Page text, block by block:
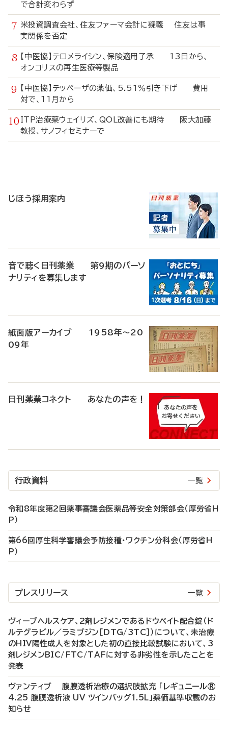
で合計変わらず
米投資調査会社、住友ファーマ会計に疑義 住友は事
実関係を否定
【中医協】テロメライシン、保険適用了承 13日から、
オンコリスの再生医療等製品
【中医協】テッペーザの薬価、5.51％引き下げ 費用
対で、11月から
ITP治療薬ウェイリズ、QOL改善にも期待 阪大加藤
教授、サノフィセミナーで
じほう採用案内
音で聴く日刊薬業 第9期のパーソ
ナリティを募集します
紙面版アーカイブ 1958年～20
09年
日刊薬業コネクト あなたの声を！
行政資料 一覧
令和8年度第2回薬事審議会医薬品等安全対策部会（厚労省H
P）
第66回厚生科学審議会予防接種・ワクチン分科会（厚労省H
P）
プレスリリース 一覧
ヴィーブヘルスケア、2剤レジメンであるドウベイト配合錠（ド
ルテグラビル／ラミブジン［DTG/3TC］）について、未治療
のHIV陽性成人を対象とした初の直接比較試験において、3
剤レジメンBIC/FTC/TAFに対する非劣性を示したことを
発表
ヴァンティブ 腹膜透析治療の選択肢拡充 「レギュニール®
4.25 腹膜透析液 UV ツインバッグ1.5L」薬価基準収載のお
知らせ